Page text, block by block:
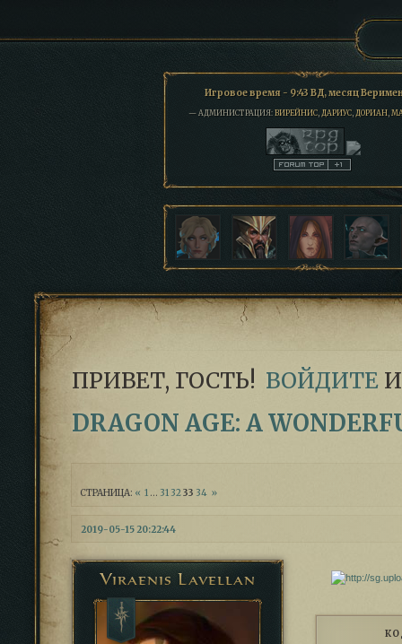
Игровое время - 9:43 ВД, месяц
— АДМИНИСТРАЦИЯ: ВИРЕЙНИС, ДАРИУС, ДОРИАН,
ПРИВЕТ, ГОСТЬ! ВОЙДИТЕ
DRAGON AGE: A
СТРАНИЦА: « 1 … 31 3233 34 »
2019-05-15 20:22:44
Viraenis Lavellan